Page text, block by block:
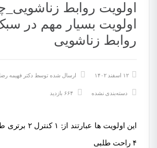
اولویت روابط
اولویت بسیار مهم در
روابط زناشویی
۱۲ اسفند ۱۴۰۲ ارسال شده توسط دکتر فهیمه
دسته‌بندی نشده
۴ راحت طلبی